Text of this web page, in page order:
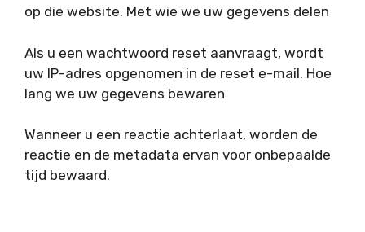
op die website. Met wie we uw gegevens delen
Als u een wachtwoord reset aanvraagt, wordt
uw IP-adres opgenomen in de reset e-mail. Hoe
lang we uw gegevens bewaren
Wanneer u een reactie achterlaat, worden de
reactie en de metadata ervan voor onbepaalde
tijd bewaard.